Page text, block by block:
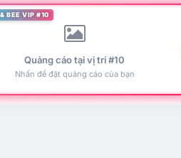
BEE VIP #10
Quảng cáo tại vị trí #10
Nhấn để đặt quảng cáo của bạn